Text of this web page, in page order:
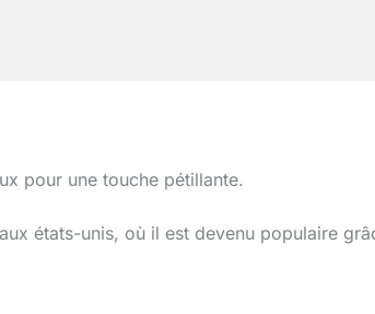
pour une touche pétillante.
états-unis, où il est devenu populaire